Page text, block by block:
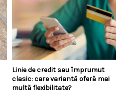
Linie de credit sau împrumut
clasic: care variantă oferă mai
multă flexibilitate?